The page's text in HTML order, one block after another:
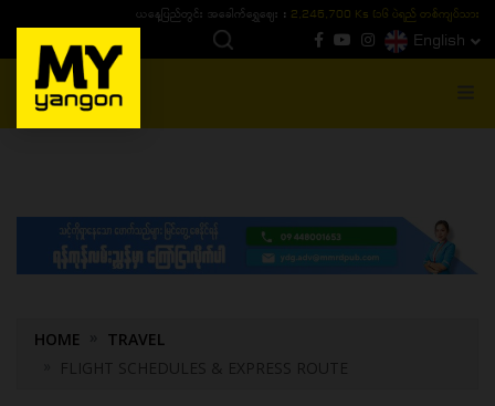
ယနေ့ပြည်တွင်း ၁၅ ပဲရည်ရွှေဈေး :3,770,000 - ပြင်ပပေါက်စျေး (၁၆ ပဲရည် တစ်ကျပ်
English
MENU
HOME
TRAVEL
FLIGHT SCHEDULES & EXPRESS ROUTE